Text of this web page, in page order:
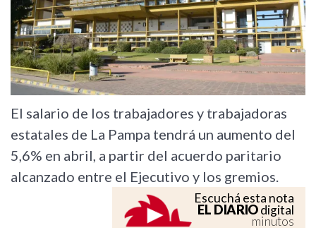
El salario de los trabajadores y trabajadoras
estatales de La Pampa tendrá un aumento del
5,6% en abril, a partir del acuerdo paritario
alcanzado entre el Ejecutivo y los gremios.
Escuchá esta nota
EL DIARIOdigital
minutos